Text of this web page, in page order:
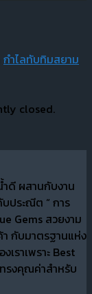
กำไลทับทิมสยาม
closed.
ดี ผสานกับงาน
ประณีต “ การ
Gems สวยงาม
า กับมาตรฐานแห่ง
ราเพราะ Best
รงคุณค่าสำหรับ